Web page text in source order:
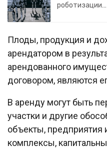
роботизации…
Плоды, продукция и
арендатором в
арендованного
договором, являются
В аренду могут быть
участки и другие
объекты,
комплексы,